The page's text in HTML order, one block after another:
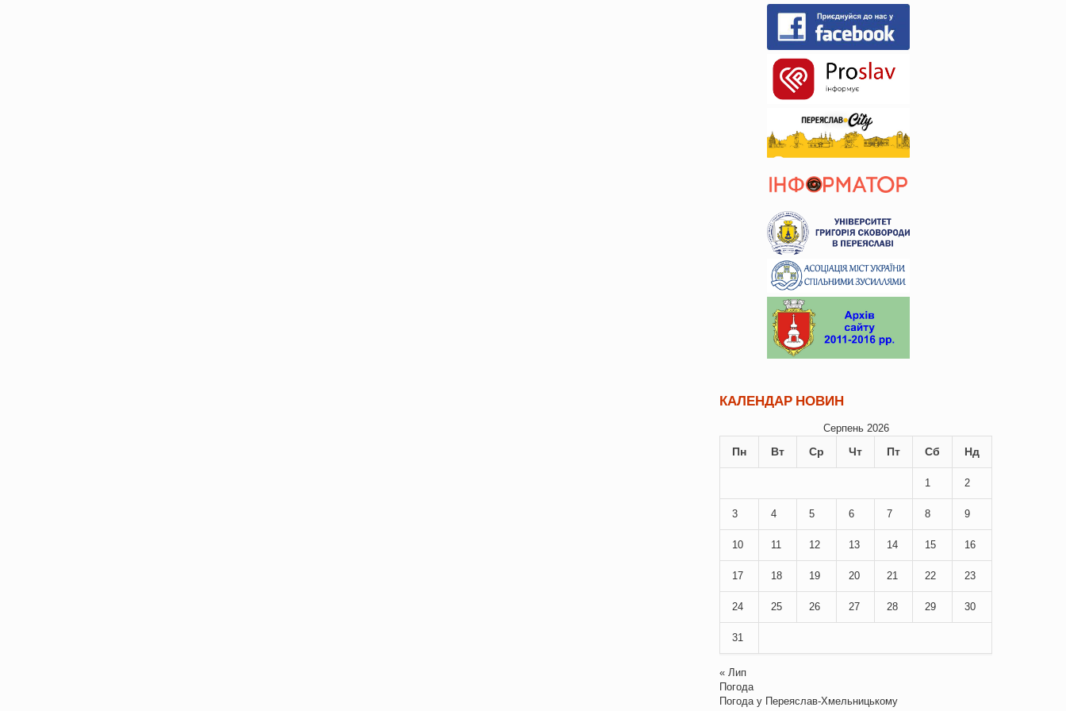
КАЛЕНДАР НОВИН
Серпень 2026
Пн Вт Ср Чт Пт Сб Нд
1 2
3 4 5 6 7 8 9
10 11 12 13 14 15 16
17 18 19 20 21 22 23
24 25 26 27 28 29 30
31
« Лип
Погода
Погода у Переяслав-Хмельницькому